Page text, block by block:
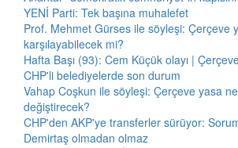
YENİ Parti: Tek başına muhalefet
Prof. Mehmet Gürses ile söyleşi: Çerçeve
karşılayabilecek mi?
Hafta Başı (93): Cem Küçük olayı |
CHP'li belediyelerde son durum
Vahap Coşkun ile söyleşi: Çerçeve yasa
değiştirecek?
CHP'den AKP'ye transferler sürüyor:
Demirtaş olmadan olmaz